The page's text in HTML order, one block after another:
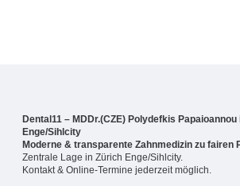
Dental11 – MDDr.(CZE) Polydefkis Papaioannou
Enge/Sihlcity
Moderne & transparente Zahnmedizin zu fairen
Zentrale Lage in Zürich Enge/Sihlcity.
Kontakt & Online-Termine jederzeit möglich.